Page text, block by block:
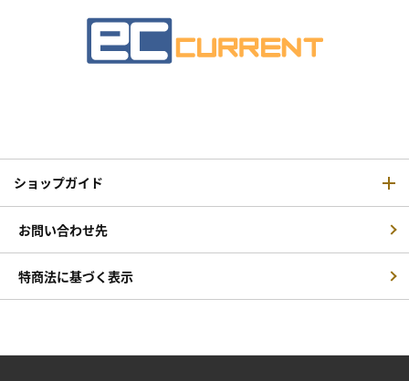
ショップガイド
お問い合わせ先
特商法に基づく表示